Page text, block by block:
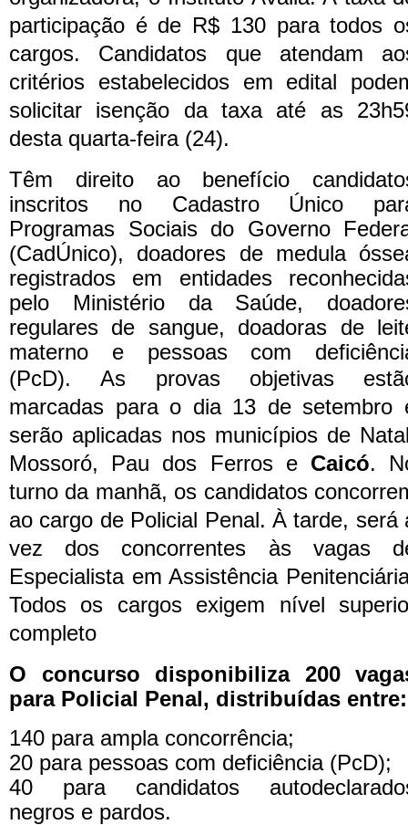
participação é de R$ 130 para todos
cargos. Candidatos que atendam
critérios estabelecidos em edital
solicitar isenção da taxa até as
desta quarta-feira (24).
Têm direito ao benefício
inscritos no Cadastro Único
Programas Sociais do Governo
(CadÚnico), doadores de medula
registrados em entidades
pelo Ministério da Saúde,
regulares de sangue, doadoras de
materno e pessoas com
(PcD).As provas objetivas
marcadas para o dia 13 de setembro
serão aplicadas nos municípios de
Mossoró, Pau dos Ferros e Caicó.
turno da manhã, os candidatos
ao cargo de Policial Penal. À tarde, será
vez dos concorrentes às vagas
Especialista em Assistência
Todos os cargos exigem nível
completo
O concurso disponibiliza 200
para Policial Penal, distribuídas entre:
140 para ampla concorrência;
20 para pessoas com deficiência (PcD);
40 para candidatos
negros e pardos.